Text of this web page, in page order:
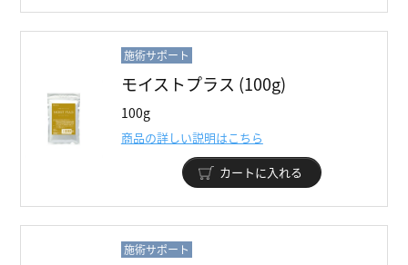
施術サポート
モイストプラス (100g)
100g
商品の詳しい説明はこちら
カートに入れる
施術サポート